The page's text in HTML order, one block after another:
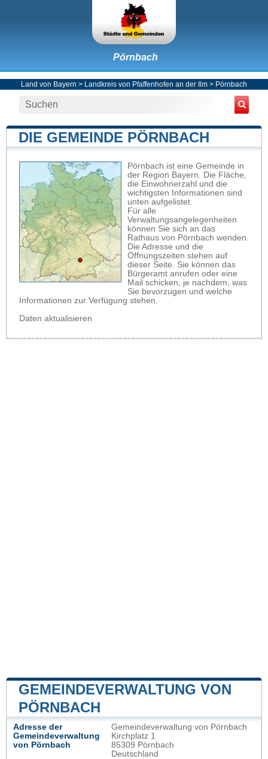
Pörnbach
Land von Bayern > Landkreis von Pfaffenhofen an der Ilm > Pörnbach
DIE GEMEINDE PÖRNBACH
Pörnbach ist eine Gemeinde in
der Region Bayern. Die Fläche,
die Einwohnerzahl und die
wichtigsten Informationen sind
unten aufgelistet.
Für alle
Verwaltungsangelegenheiten
können Sie sich an das
Rathaus von Pörnbach wenden.
Die Adresse und die
Öffnungszeiten stehen auf
dieser Seite. Sie können das
Bürgeramt anrufen oder eine
Mail schicken, je nachdem, was
Sie bevorzugen und welche
Informationen zur Verfügung stehen.
Daten aktualisieren
GEMEINDEVERWALTUNG VON
PÖRNBACH
Adresse der
Gemeindeverwaltung
von Pörnbach
Gemeindeverwaltung von Pörnbach
Kirchplatz 1
85309 Pörnbach
Deutschland